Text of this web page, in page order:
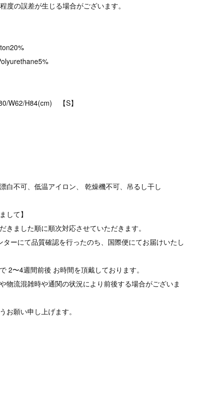
度の誤差が生じる場合がございます。
W62/H84(cm) 【S】
白不可、低温アイロン、 乾燥機不可、吊るし干し
して】
きました順に順次対応させていただきます。
ーにて品質確認を行ったのち、国際便にてお届けいたし
2〜4週間前後 お時間を頂戴しております。
物流混雑時や通関の状況により前後する場合がございま
お願い申し上げます。